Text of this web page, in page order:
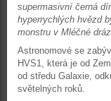
supermasivní černá
hyperrychlých hvězd
monstru v Mléčné
Astronomové se
HVS1, která je od
od středu Galaxie,
světelných roků.